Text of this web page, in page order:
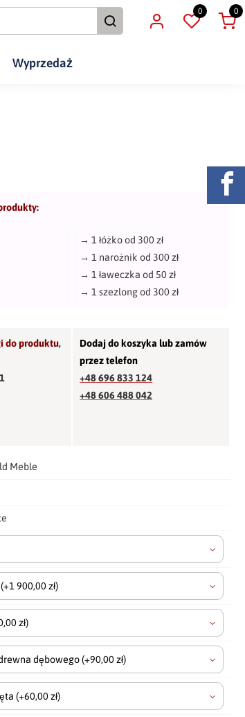
0 0
Wyprzedaż
→1 łóżko od 300 zł
→1 narożnik od 300 zł
→1 ławeczka od 50 zł
→1 szezlong od 300 zł
do produktu,
Dodaj do koszyka lub zamów
przez telefon
+48 696 833 124
+48 606 488 042
Meble
(+1 900,00 zł)
zł)
dębowego(+90,00 zł)
(+60,00 zł)